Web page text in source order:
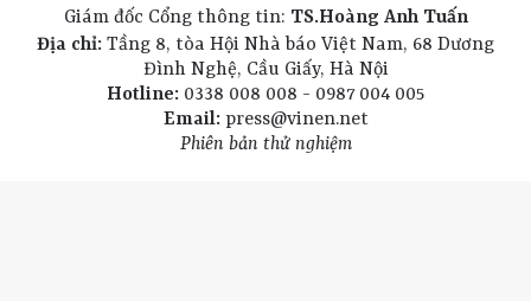
Giám đốc Cổng thông tin: TS.Hoàng Anh Tuấn
Địa chỉ: Tầng 8, tòa Hội Nhà báo Việt Nam, 68 Dương
Đình Nghệ, Cầu Giấy, Hà Nội
Hotline: 0338 008 008 - 0987 004 005
Email:press@vinen.net
Phiên bản thử nghiệm